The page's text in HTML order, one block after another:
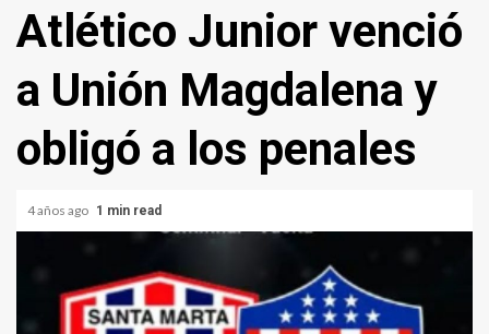
Atlético Junior venció
a Unión Magdalena y
obligó a los penales
4 años ago 1 min read